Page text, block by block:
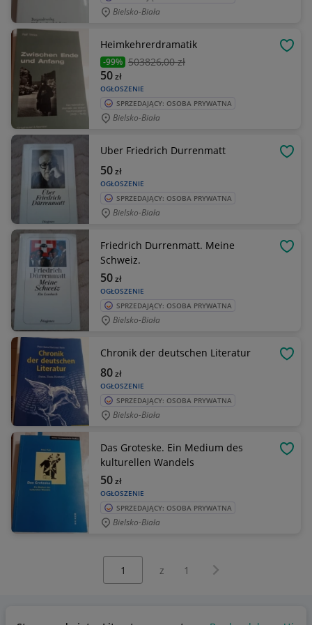
Bielsko-Biała
Heimkehrerdramatik
-99% 503826,00 zł
OGŁOSZENIE
50zł
SPRZEDAJĄCY: OSOBA PRYWATNA
Bielsko-Biała
Uber Friedrich Durrenmatt
OGŁOSZENIE
50zł
SPRZEDAJĄCY: OSOBA PRYWATNA
Bielsko-Biała
Friedrich Durrenmatt. Meine
Schweiz.
OGŁOSZENIE
50zł
SPRZEDAJĄCY: OSOBA PRYWATNA
Bielsko-Biała
Chronik der deutschen Literatur
OGŁOSZENIE
80zł
SPRZEDAJĄCY: OSOBA PRYWATNA
Bielsko-Biała
Das Groteske. Ein Medium des
kulturellen Wandels
OGŁOSZENIE
50zł
SPRZEDAJĄCY: OSOBA PRYWATNA
Bielsko-Biała
z 1 Następna strona